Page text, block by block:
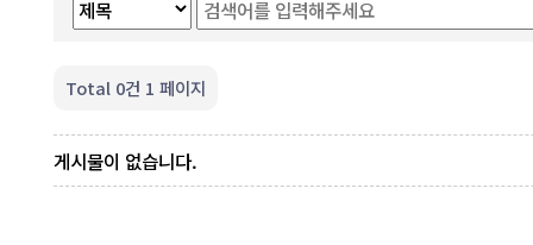
Total 0건 1 페이지
게시물이 없습니다.